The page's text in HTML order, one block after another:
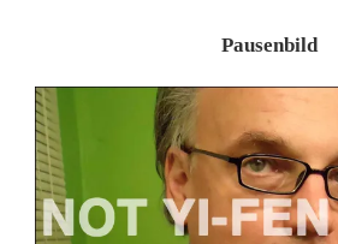
Pausenbild